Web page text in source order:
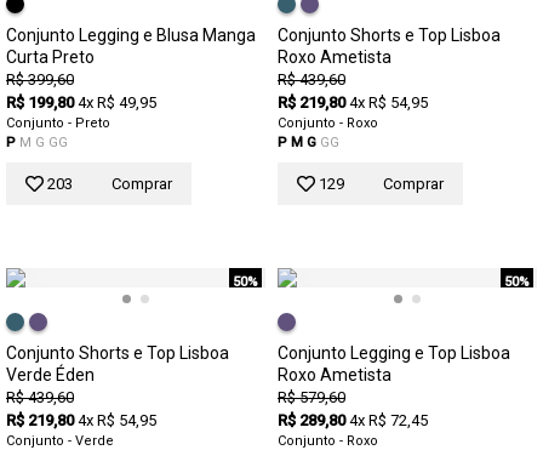
Conjunto Legging e Blusa Manga
Curta Preto
R$ 399,60
R$ 199,80 4x R$ 49,95
Conjunto - Preto
P M G GG
203 Comprar
Conjunto Shorts e Top Lisboa
Roxo Ametista
R$ 439,60
R$ 219,80 4x R$ 54,95
Conjunto - Roxo
P M G GG
129 Comprar
50%
Conjunto Shorts e Top Lisboa
Verde Éden
R$ 439,60
R$ 219,80 4x R$ 54,95
Conjunto - Verde
50%
Conjunto Legging e Top Lisboa
Roxo Ametista
R$ 579,60
R$ 289,80 4x R$ 72,45
Conjunto - Roxo